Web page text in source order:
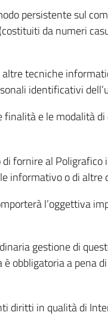
persistente sul
da numeri
tecniche
identificativi
e le modalità
fornire al
informativo o di altre
l’oggettiva
gestione di
obbligatoria a pena
diritti in qualità di